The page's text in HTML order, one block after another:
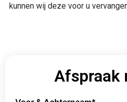
kunnen wij deze voor u
Afspraak